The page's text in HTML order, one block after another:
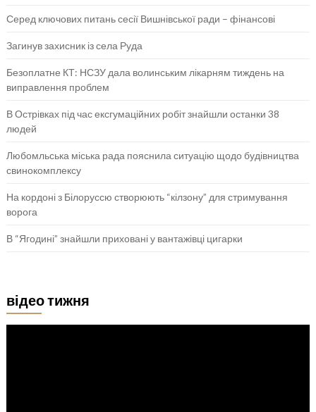
Серед ключових питань сесії Вишнівської ради – фінансові
Загинув захисник із села Руда
Безоплатне КТ: НСЗУ дала волинським лікарням тиждень на
виправлення проблем
В Острівках під час ексгумаційних робіт знайшли останки 38
людей
Любомльська міська рада пояснила ситуацію щодо будівництва
свинокомплексу
На кордоні з Білоруссю створюють “кілзону” для стримування
ворога
В “Ягодині” знайшли приховані у вантажівці цигарки
відео тижня